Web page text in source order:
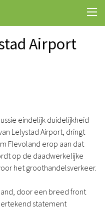
Airport
eindelijk duidelijkheid
Lelystad Airport, dringt
Flevoland erop aan dat
op de daadwerkelijke
het groothandelsverkeer.
door een breed front
statement